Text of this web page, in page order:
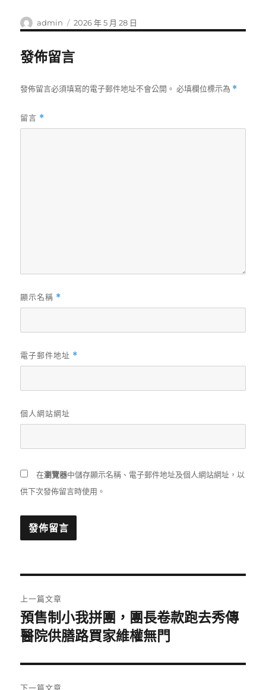
作
者
admin
發
佈
2026 年 5 月 28 日
發佈留言
發佈留言必須填寫的電子郵件地址不會公開。 必填欄位標示為 *
留言 *
顯示名稱 *
電子郵件地址 *
個人網站網址
在瀏覽器中儲存顯示名稱、電子郵件地址及個人網站網址，以
供下次發佈留言時使用。
章
導
覽
上一篇文章
上
一
文
章:
預售制小我拼團，團長卷款跑去秀傳
醫院供膳路買家維權無門
下一篇文章